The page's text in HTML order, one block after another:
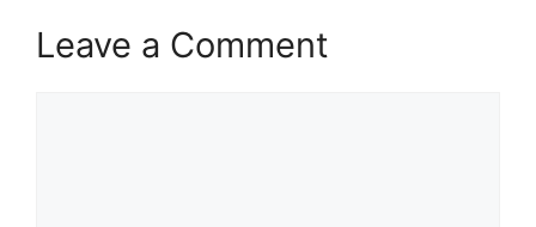
Leave a Comment